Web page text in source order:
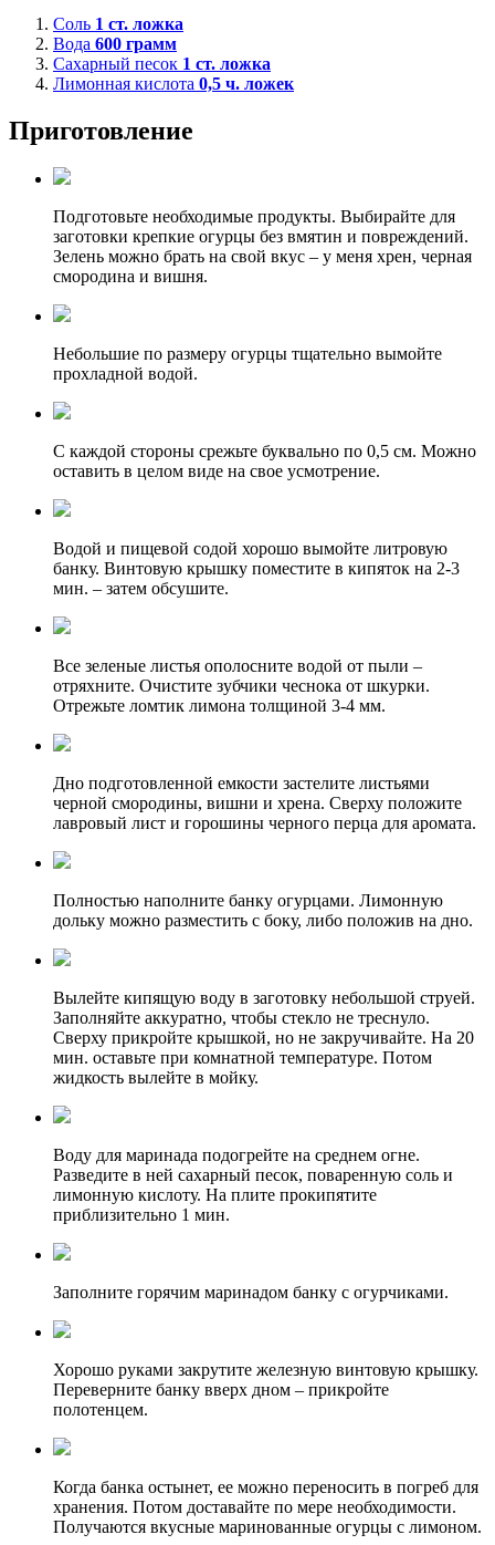
Соль 1 ст. ложка
Вода 600 грамм
Сахарный песок 1 ст. ложка
Лимонная кислота 0,5 ч. ложек
Приготовление
Подготовьте необходимые продукты. Выбирайте для
заготовки крепкие огурцы без вмятин и повреждений.
Зелень можно брать на свой вкус – у меня хрен, черная
смородина и вишня.
Небольшие по размеру огурцы тщательно вымойте
прохладной водой.
С каждой стороны срежьте буквально по 0,5 см. Можно
оставить в целом виде на свое усмотрение.
Водой и пищевой содой хорошо вымойте литровую
банку. Винтовую крышку поместите в кипяток на 2-3
мин. – затем обсушите.
Все зеленые листья ополосните водой от пыли –
отряхните. Очистите зубчики чеснока от шкурки.
Отрежьте ломтик лимона толщиной 3-4 мм.
Дно подготовленной емкости застелите листьями
черной смородины, вишни и хрена. Сверху положите
лавровый лист и горошины черного перца для аромата.
Полностью наполните банку огурцами. Лимонную
дольку можно разместить с боку, либо положив на дно.
Вылейте кипящую воду в заготовку небольшой струей.
Заполняйте аккуратно, чтобы стекло не треснуло.
Сверху прикройте крышкой, но не закручивайте. На 20
мин. оставьте при комнатной температуре. Потом
жидкость вылейте в мойку.
Воду для маринада подогрейте на среднем огне.
Разведите в ней сахарный песок, поваренную соль и
лимонную кислоту. На плите прокипятите
приблизительно 1 мин.
Заполните горячим маринадом банку с огурчиками.
Хорошо руками закрутите железную винтовую крышку.
Переверните банку вверх дном – прикройте
полотенцем.
Когда банка остынет, ее можно переносить в погреб для
хранения. Потом доставайте по мере необходимости.
Получаются вкусные маринованные огурцы с лимоном.